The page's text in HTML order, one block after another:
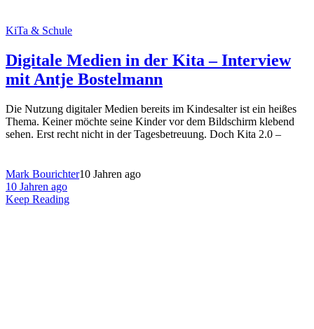
KiTa & Schule
Digitale Medien in der Kita – Interview
mit Antje Bostelmann
Die Nutzung digitaler Medien bereits im Kindesalter ist ein heißes
Thema. Keiner möchte seine Kinder vor dem Bildschirm klebend
sehen. Erst recht nicht in der Tagesbetreuung. Doch Kita 2.0 –
Mark Bourichter10 Jahren ago
10 Jahren ago
Keep Reading